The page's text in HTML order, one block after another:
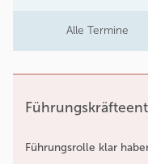
Alle Termine
Führungsrolle klar